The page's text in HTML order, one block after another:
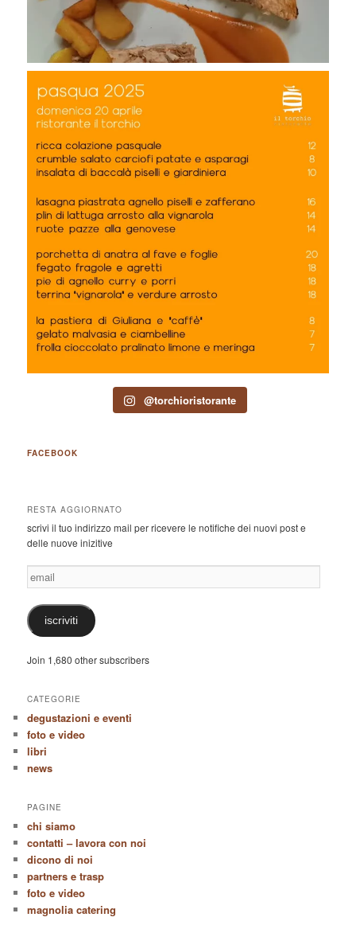
@torchioristorante
FACEBOOK
RESTA AGGIORNATO
scrivi il tuo indirizzo mail per ricevere le notifiche dei nuovi post e
delle nuove inizitive
email
iscriviti
Join 1,680 other subscribers
CATEGORIE
degustazioni e eventi
foto e video
libri
news
PAGINE
chi siamo
contatti – lavora con noi
dicono di noi
partners e trasp
foto e video
magnolia catering